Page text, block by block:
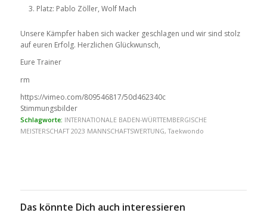
Platz: Pablo Zöller, Wolf Mach
Unsere Kämpfer haben sich wacker geschlagen und wir sind stolz
auf euren Erfolg. Herzlichen Glückwunsch,
Eure Trainer
rm
https://vimeo.com/809546817/50d462340c
Stimmungsbilder
Schlagworte: INTERNATIONALE BADEN-WÜRTTEMBERGISCHE
MEISTERSCHAFT 2023 MANNSCHAFTSWERTUNG,Taekwondo
Das könnte Dich auch interessieren